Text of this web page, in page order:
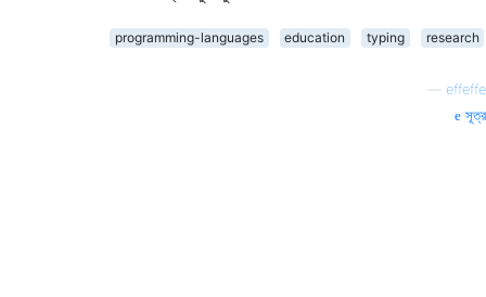
programming-languages education typing research
effeffe
সূত্র